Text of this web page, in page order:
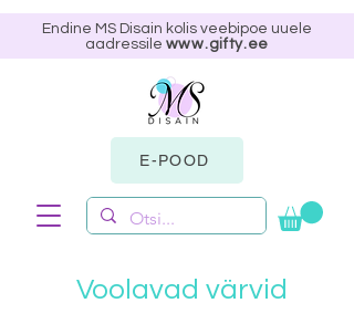
Endine MS Disain kolis veebipoe uuele
aadressile www.gifty.ee
E-POOD
Voolavad värvid